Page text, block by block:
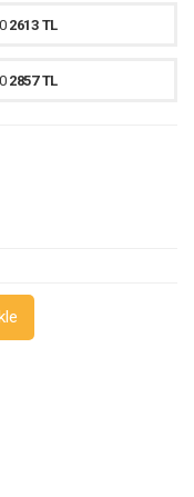
2613 TL
2857 TL